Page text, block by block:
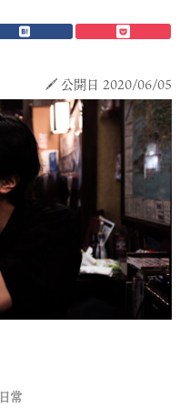
公開日 2020/06/05
日常